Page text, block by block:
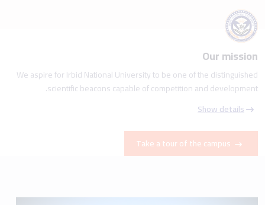
Our mission
We aspire for Irbid National University to be one of the distinguished
scientific beacons capable of competition and development.
Show details
Take a tour of the campus